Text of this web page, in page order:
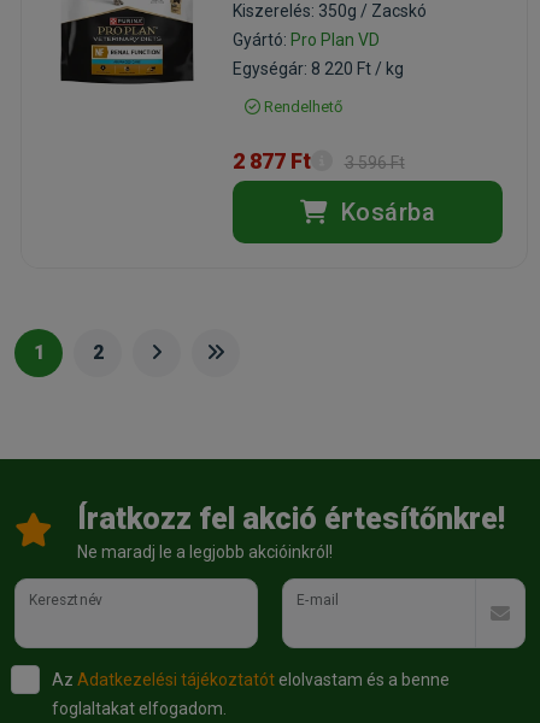
Kiszerelés: 350g / Zacskó
Gyártó: Pro Plan VD
Egységár: 8 220 Ft / kg
Rendelhető
2 877 Ft 3 596 Ft
Kosárba
1 2
Íratkozz fel akció értesítőnkre!
Ne maradj le a legjobb akcióinkról!
Keresztnév E-mail
Az Adatkezelési tájékoztatót elolvastam és a benne
foglaltakat elfogadom.